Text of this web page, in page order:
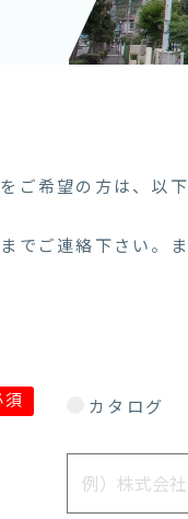
ご希望の方は、以
でご連絡下さい。
須 カタログ